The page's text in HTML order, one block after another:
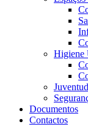
Higiene
Documentos
Contactos